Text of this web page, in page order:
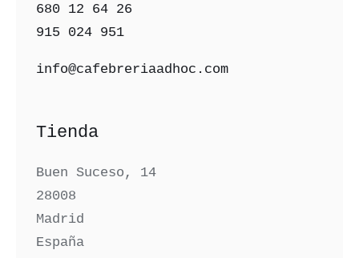
680 12 64 26‬
915 024 951‬
info@cafebreriaadhoc.com
Tienda
Buen Suceso, 14
28008
Madrid
España